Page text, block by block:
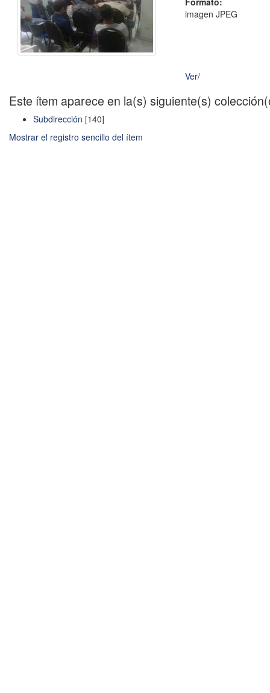
imagen JPEG
Ver/
Este ítem aparece en la(s) siguiente(s)
Subdirección [140]
Mostrar el registro sencillo del ítem